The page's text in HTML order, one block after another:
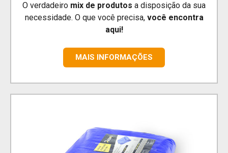
O verdadeiro mix de produtos a disposição da sua
necessidade. O que você precisa, você encontra
aqui!
MAIS INFORMAÇÕES